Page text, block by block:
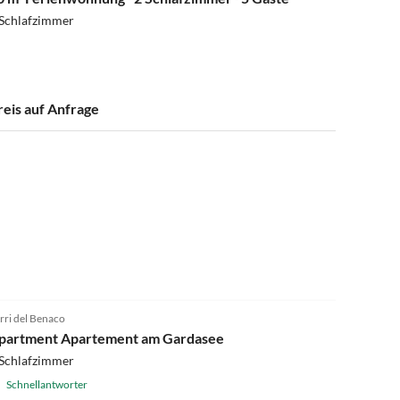
auf Anfrage
del Benaco
Apartement am Gardasee
Schnellantworter